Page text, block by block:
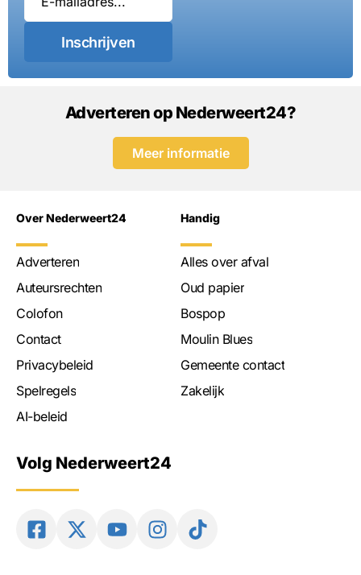
Inschrijven
Adverteren op Nederweert24?
Meer informatie
Over Nederweert24
Adverteren
Auteursrechten
Colofon
Contact
Privacybeleid
Spelregels
AI-beleid
Handig
Alles over afval
Oud papier
Bospop
Moulin Blues
Gemeente contact
Zakelijk
Volg Nederweert24